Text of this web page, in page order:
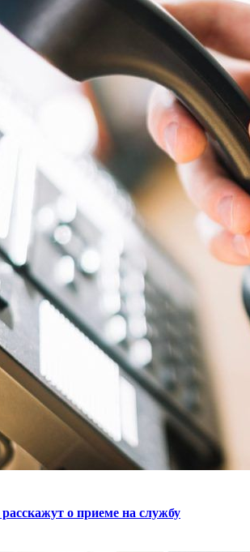
о приеме на службу